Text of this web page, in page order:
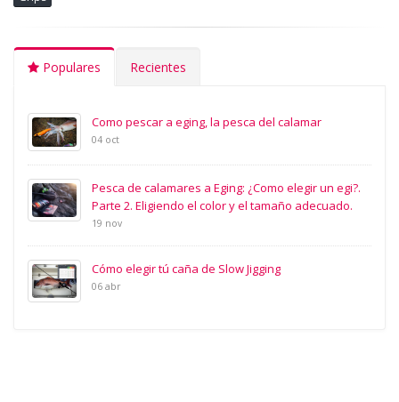
Populares Recientes
Como pescar a eging, la pesca del calamar
04 oct
Pesca de calamares a Eging: ¿Como elegir un egi?.
Parte 2. Eligiendo el color y el tamaño adecuado.
19 nov
Cómo elegir tú caña de Slow Jigging
06 abr